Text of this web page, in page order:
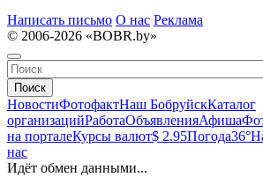
Написать письмо О нас Реклама
© 2006-2026 «BOBR.by»
Поиск
НовостиФотофактНаш БобруйскКаталог
организацийРаботаОбъявленияАфиша
на порталеКурсы валют$ 2.95Погода36°
нас
Идёт обмен данными...